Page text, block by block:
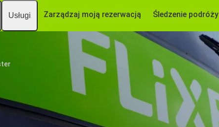
Usługi Zarządzaj moją rezerwacją Śledzenie podróży